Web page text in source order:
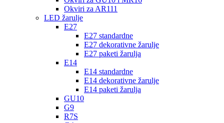
Okviri za AR111
LED žarulje
E27
E27 standardne
E27 dekorativne žarulje
E27 paketi žarulja
E14
E14 standardne
E14 dekorativne žarulje
E14 paketi žarulja
GU10
G9
R7S